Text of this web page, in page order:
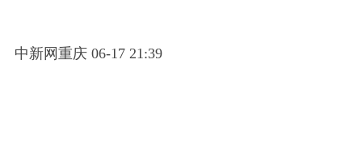
中新网重庆 06-17 21:39